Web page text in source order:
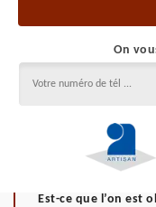
On
Est-ce que l’on est